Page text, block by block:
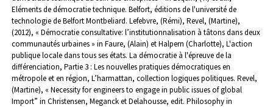
Eléments de démocratie technique. Belfort, éditions de l'université de
technologie de Belfort Montbeliard. Lefebvre, (Rémi), Revel, (Martine),
(2012), « Démocratie consultative: l’institutionnalisation à tâtons dans deux
communautés urbaines » in Faure, (Alain) et Halpern (Charlotte), L'action
publique locale dans tous ses états. La démocratie à l'épreuve de la
différenciation, Partie 3 : Les nouvelles pratiques démocratiques en
métropole et en région, L’harmattan, collection logiques politiques. Revel,
(Martine), « Necessity for engineers to engage in public issues of global
Import” in Christensen, Meganck et Delahousse, edit. Philosophy in